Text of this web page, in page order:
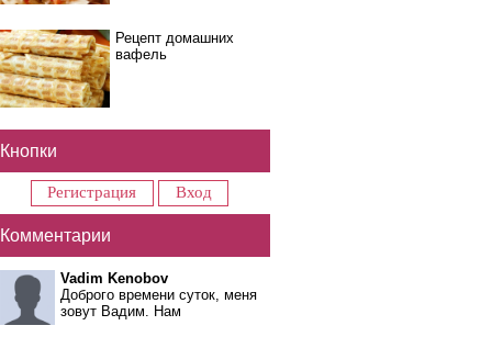
Рецепт домашних
вафель
Кнопки
Регистрация Вход
Комментарии
Vadim Kenobov
Доброго времени суток, меня
зовут Вадим. Нам